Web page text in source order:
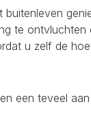
te ontvluchten
u zelf de
een teveel